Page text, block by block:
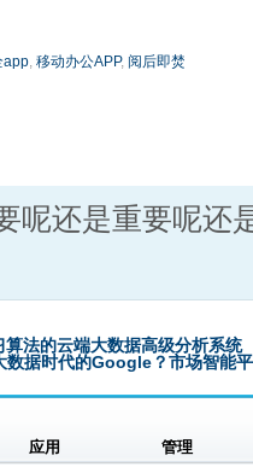
app, 移动办公APP, 阅后即焚
呢还是重要呢还
法的云端大数据高级分析系统
数据时代的Google？市场智能
应用
管理